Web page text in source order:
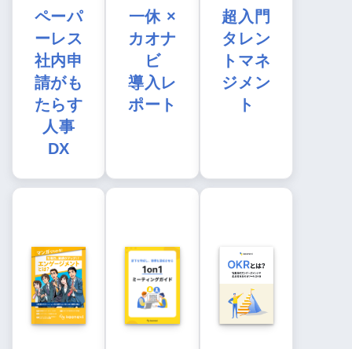
ペーパ
ーレス
社内申
請がも
たらす
人事
DX
一休 ×
カオナ
ビ
導入レ
ポート
超入門
タレン
トマネ
ジメン
ト